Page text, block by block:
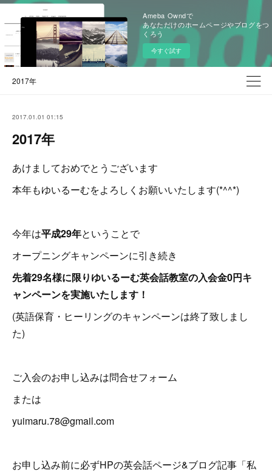
Ameba Owndで
あなただけのホームページやブログをつ
くろう
今すぐ試す
2017年
2017.01.01 01:15
2017年
あけましておめでとうございます
本年もゆいるーむをよろしくお願いいたします(*^^*)
今年は平成29年ということで
オープニングキャンペーンに引き続き
先着29名様に限りゆいるーむ英会話教室の入会金0円キ
ャンペーンを実施いたします！
(英語保育・ヒーリングのキャンペーンは終了致しまし
た)
ご入会のお申し込みは問合せフォーム
または
yuimaru.78@gmail.com
お申し込み前に必ずHPの英会話ページ&ブログ記事「私